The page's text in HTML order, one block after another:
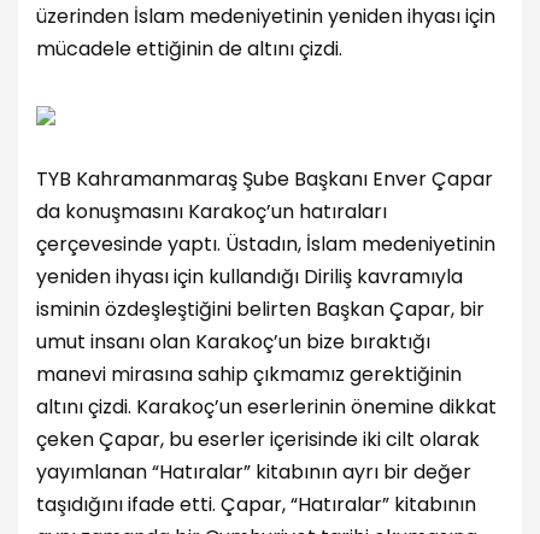
üzerinden İslam medeniyetinin yeniden ihyası için
mücadele ettiğinin de altını çizdi.
TYB Kahramanmaraş Şube Başkanı Enver Çapar
da konuşmasını Karakoç’un hatıraları
çerçevesinde yaptı. Üstadın, İslam medeniyetinin
yeniden ihyası için kullandığı Diriliş kavramıyla
isminin özdeşleştiğini belirten Başkan Çapar, bir
umut insanı olan Karakoç’un bize bıraktığı
manevi mirasına sahip çıkmamız gerektiğinin
altını çizdi. Karakoç’un eserlerinin önemine dikkat
çeken Çapar, bu eserler içerisinde iki cilt olarak
yayımlanan “Hatıralar” kitabının ayrı bir değer
taşıdığını ifade etti. Çapar, “Hatıralar” kitabının